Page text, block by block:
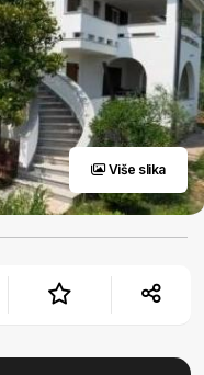
Više slika